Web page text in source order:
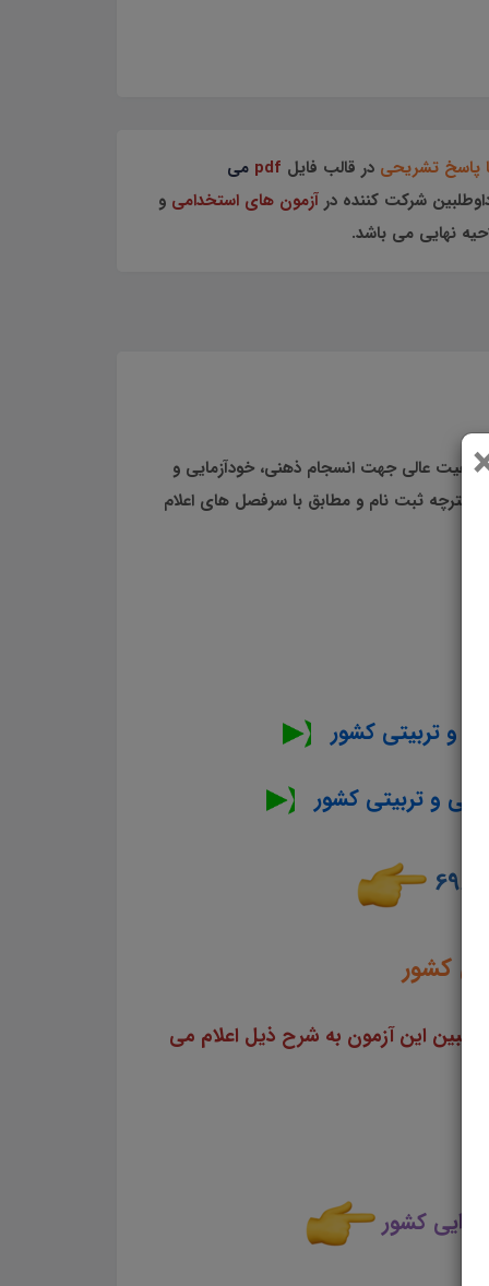
پاسخ تشریحی در قالب فایل pdf می
شرکت کننده در آزمون های استخدامی و
کیفیت عالی جهت انسجام ذهنی، خودآزمایی و
با دفترچه ثبت نام و مطابق با سرفصل های اعلام
و تربیتی کشور
و تربیتی کشور
کشور
این آزمون به شرح ذیل اعلام می
کشور